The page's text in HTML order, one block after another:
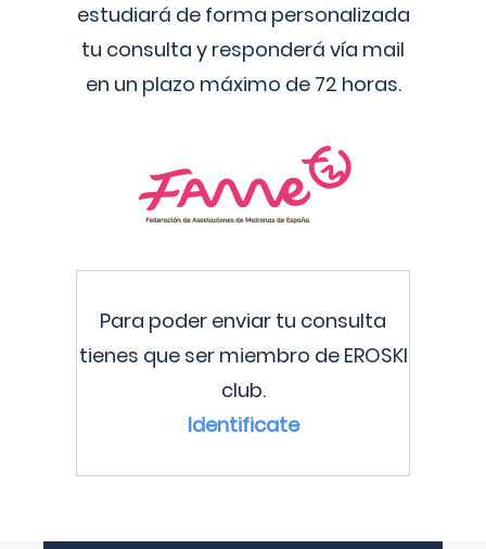
estudiará de forma personalizada
tu consulta y responderá vía mail
en un plazo máximo de 72 horas.
Para poder enviar tu consulta
tienes que ser miembro de EROSKI
club.
Identificate